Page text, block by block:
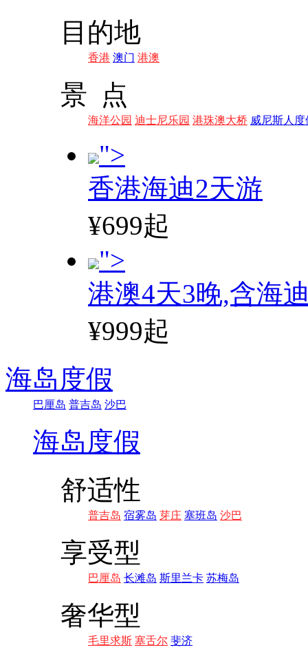
目的地
香港 澳门 港澳
景 点
海洋公园 迪士尼乐园 港珠澳大桥 威尼斯人度
">
香港海迪2天游
¥699起
">
港澳4天3晚,含海
¥999起
海岛度假
巴厘岛 普吉岛 沙巴
海岛度假
舒适性
普吉岛 宿雾岛 芽庄 塞班岛 沙巴
享受型
巴厘岛 长滩岛 斯里兰卡 苏梅岛
奢华型
毛里求斯 塞舌尔 斐济